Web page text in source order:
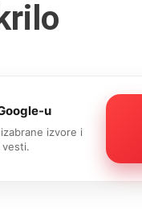
u
izvore i